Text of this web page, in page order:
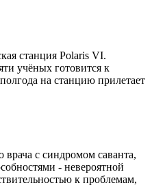
станция Polaris VI.
учёных готовится к
на станцию прилетает
врача с синдромом саванта,
- невероятной
к проблемам,